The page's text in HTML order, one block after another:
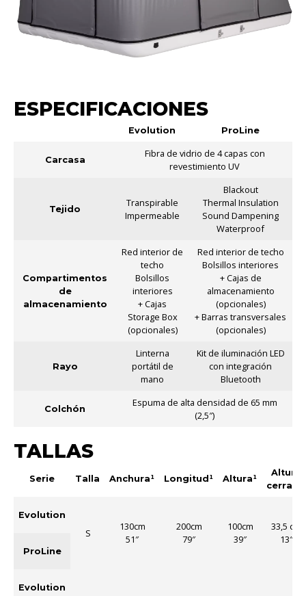
ESPECIFICACIONES
Evolution ProLine
Carcasa
Fibra de vidrio de 4 capas con
revestimiento UV
Tejido
Transpirable
Impermeable
Blackout
Thermal Insulation
Sound Dampening
Waterproof
Compartimentos
de
almacenamiento
Red interior de
techo
Bolsillos
interiores
+ Cajas
Storage Box
(opcionales)
Red interior de techo
Bolsillos interiores
+ Cajas de
almacenamiento
(opcionales)
+ Barras transversales
(opcionales)
Rayo
Linterna
portátil de
mano
Kit de iluminación LED
con integración
Bluetooth
Colchón
Espuma de alta densidad de 65 mm
(2,5″)
TALLAS
Serie Talla Anchura¹ Longitud¹ Altura¹
Altura
cerrada
Evolution
S
130cm
51″
200cm
79″
100cm
39″
33,5 cm
13″
ProLine
Evolution